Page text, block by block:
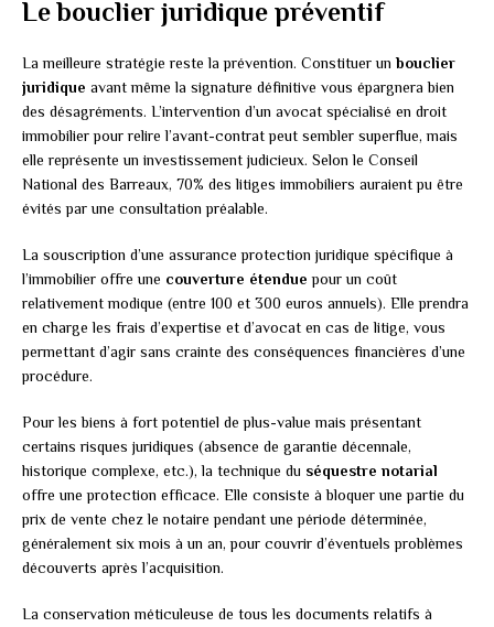
Le bouclier juridique préventif
La meilleure stratégie reste la prévention. Constituer unbouclier
juridique avant même la signature définitive vous épargnera bien
des désagréments. L’intervention d’un avocat spécialisé en droit
immobilier pour relire l’avant-contrat peut sembler superflue, mais
elle représente un investissement judicieux. Selon le Conseil
National des Barreaux, 70% des litiges immobiliers auraient pu être
évités par une consultation préalable.
La souscription d’une assurance protection juridique spécifique à
l’immobilier offre une couverture étendue pour un coût
relativement modique (entre 100 et 300 euros annuels). Elle prendra
en charge les frais d’expertise et d’avocat en cas de litige, vous
permettant d’agir sans crainte des conséquences financières d’une
procédure.
Pour les biens à fort potentiel de plus-value mais présentant
certains risques juridiques (absence de garantie décennale,
historique complexe, etc.), la technique du séquestre notarial
offre une protection efficace. Elle consiste à bloquer une partie du
prix de vente chez le notaire pendant une période déterminée,
généralement six mois à un an, pour couvrir d’éventuels problèmes
découverts après l’acquisition.
La conservation méticuleuse de tous les documents relatifs à